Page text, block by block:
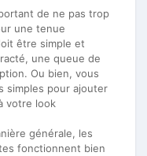
de ne pas trop
une tenue
être simple et
une queue de
Ou bien, vous
simples pour ajouter
votre look
générale, les
fonctionnent bien